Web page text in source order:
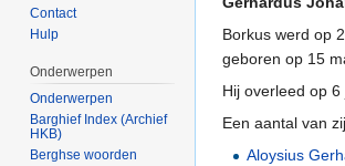
Borkus werd op
geboren op 15
Hij overleed op 6
Een aantal van
Aloysius
Contact
Hulp
Onderwerpen
Onderwerpen
Barghief Index (Archief
HKB)
Berghse woorden